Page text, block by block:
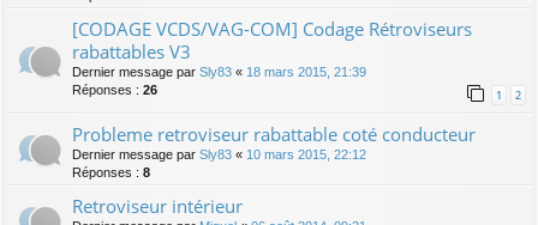
[CODAGE VCDS/VAG-COM] Codage Rétroviseurs
rabattables V3
Dernier message par Sly83 « 18 mars 2015, 21:39
Réponses : 26 1 2
Probleme retroviseur rabattable coté conducteur
Dernier message par Sly83 « 10 mars 2015, 22:12
Réponses : 8
Retroviseur intérieur